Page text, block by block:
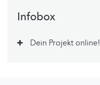
Infobox
Dein Projekt online!